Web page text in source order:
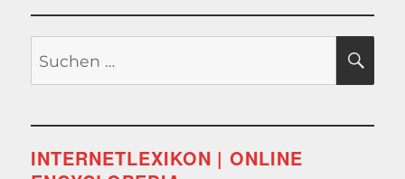
nach:
INTERNETLEXIKON | ONLINE